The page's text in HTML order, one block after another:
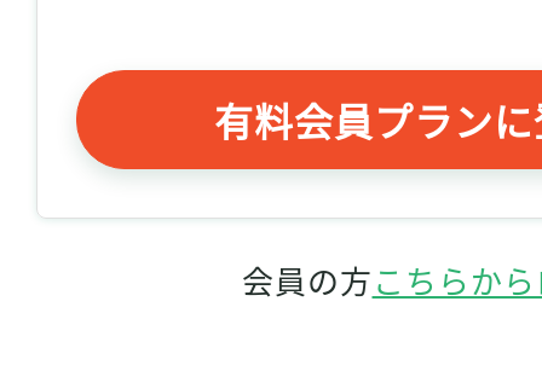
有料会員プラン
会員の方こちらか